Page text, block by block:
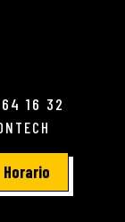
16 32
Horario